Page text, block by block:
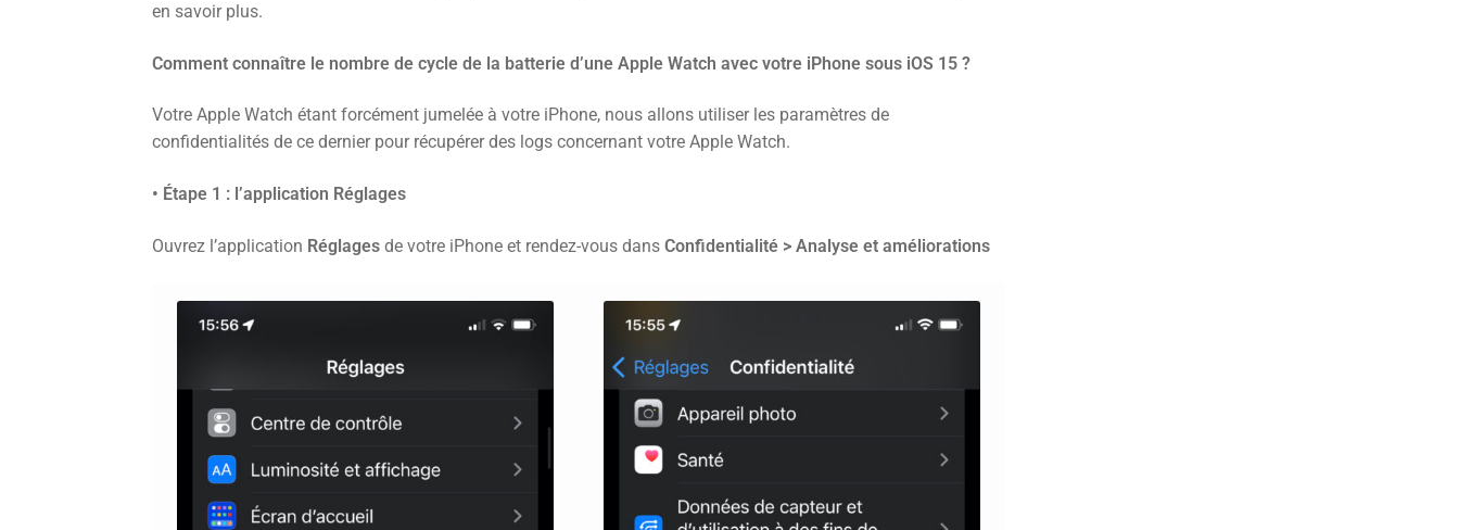
en savoir plus.
Comment connaître le nombre de cycle de la batterie d’une Apple Watch avec votre iPhone sous iOS 15 ?
Votre Apple Watch étant forcément jumelée à votre iPhone, nous allons utiliser les paramètres de
confidentialités de ce dernier pour récupérer des logs concernant votre Apple Watch.
• Étape 1 : l’application Réglages
Ouvrez l’application Réglages de votre iPhone et rendez-vous dansConfidentialité > Analyse et améliorations